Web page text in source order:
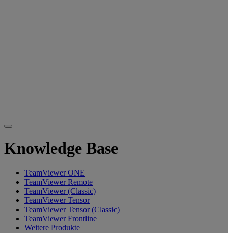
Knowledge Base
TeamViewer ONE
TeamViewer Remote
TeamViewer (Classic)
TeamViewer Tensor
TeamViewer Tensor (Classic)
TeamViewer Frontline
Weitere Produkte